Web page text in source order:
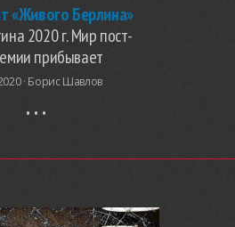
«Живого Берлина»
2020 г. Мир пост-
прибывает
· Борис Шавлов